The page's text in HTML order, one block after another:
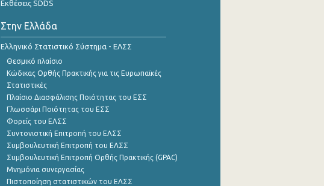
Εκθέσεις SDDS
Στην Ελλάδα
Ελληνικό Στατιστικό Σύστημα - ΕΛΣΣ
Θεσμικό πλαίσιο
Κώδικας Ορθής Πρακτικής για τις Ευρωπαϊκές
Στατιστικές
Πλαίσιο Διασφάλισης Ποιότητας του ΕΣΣ
Γλωσσάρι Ποιότητας του ΕΣΣ
Φορείς του ΕΛΣΣ
Συντονιστική Επιτροπή του ΕΛΣΣ
Συμβουλευτική Επιτροπή του ΕΛΣΣ
Συμβουλευτική Επιτροπή Ορθής Πρακτικής (GPAC)
Μνημόνια συνεργασίας
Πιστοποίηση στατιστικών του ΕΛΣΣ